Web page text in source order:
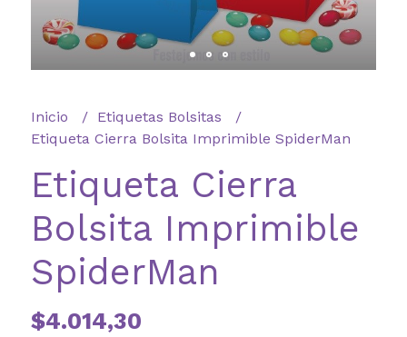
Inicio
Etiquetas Bolsitas
Etiqueta Cierra Bolsita Imprimible SpiderMan
Etiqueta Cierra
Bolsita Imprimible
SpiderMan
$4.014,30